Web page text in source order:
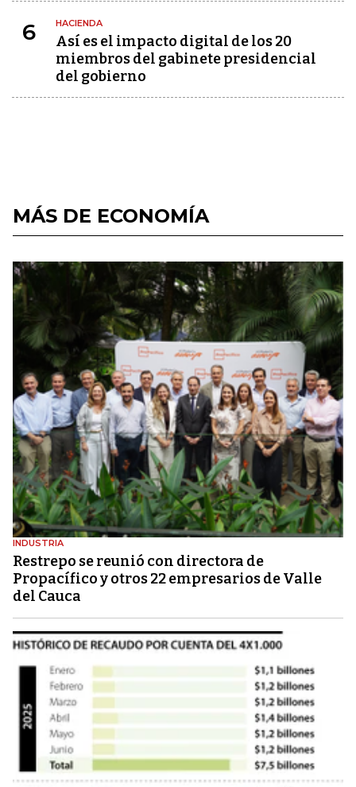
6 HACIENDA
Así es el impacto digital de los 20
miembros del gabinete presidencial
del gobierno
MÁS DE ECONOMÍA
INDUSTRIA
Restrepo se reunió con directora de
Propacífico y otros 22 empresarios de Valle
del Cauca